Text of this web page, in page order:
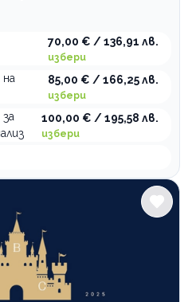
70,00 € / 136,91 лв.
избери
85,00 € / 166,25 лв.
избери
100,00 € / 195,58 лв.
избери